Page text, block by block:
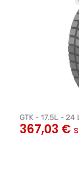
GTK - 17.5L -
367,03 €